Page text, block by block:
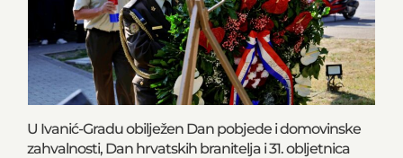
U Ivanić-Gradu obilježen Dan pobjede i domovinske
zahvalnosti, Dan hrvatskih branitelja i 31. obljetnica